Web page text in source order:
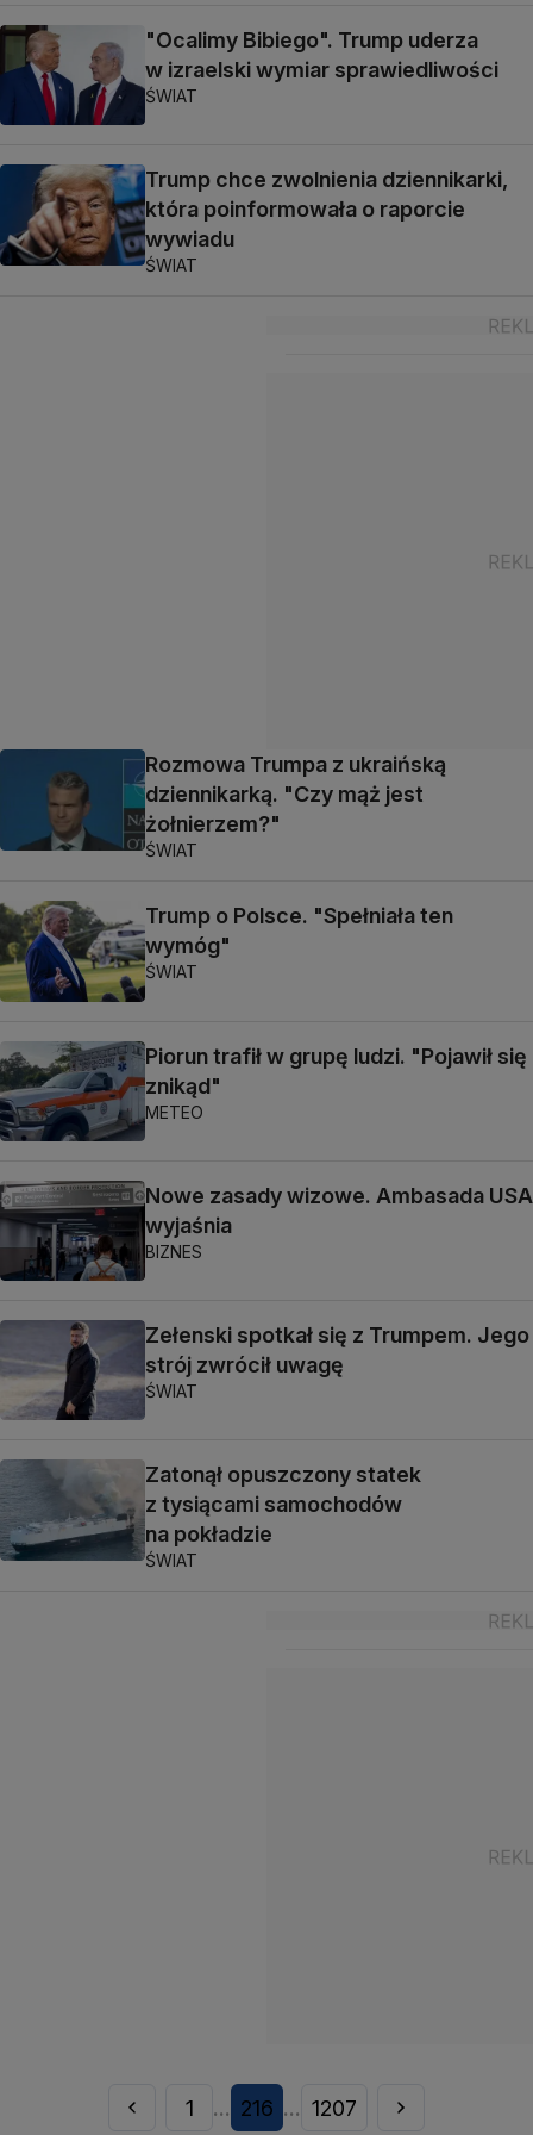
"Ocalimy Bibiego". Trump uderza
w izraelski wymiar sprawiedliwości
ŚWIAT
Trump chce zwolnienia dziennikarki,
która poinformowała o raporcie
wywiadu
ŚWIAT
Rozmowa Trumpa z ukraińską
dziennikarką. "Czy mąż jest
żołnierzem?"
ŚWIAT
Trump o Polsce. "Spełniała ten
wymóg"
ŚWIAT
Piorun trafił w grupę ludzi. "Pojawił się
znikąd"
METEO
Nowe zasady wizowe. Ambasada USA
wyjaśnia
BIZNES
Zełenski spotkał się z Trumpem. Jego
strój zwrócił uwagę
ŚWIAT
Zatonął opuszczony statek
z tysiącami samochodów
na pokładzie
ŚWIAT
1 ... 216 ... 1207